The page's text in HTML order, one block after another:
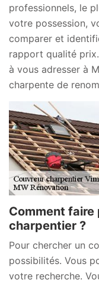
professionnels, le
votre possession,
comparer et
rapport qualité
à vous adresser à
charpente de
Comment faire
charpentier ?
Pour chercher un
possibilités. Vous
votre recherche.